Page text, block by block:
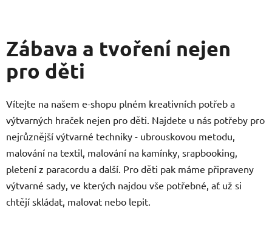
Zábava a tvoření nejen
pro děti
Vítejte na našem e-shopu plném kreativních potřeb a
výtvarných hraček nejen pro děti. Najdete u nás potřeby pro
nejrůznější výtvarné techniky - ubrouskovou metodu,
malování na textil, malování na kamínky, srapbooking,
pletení z paracordu a další. Pro děti pak máme připraveny
výtvarné sady, ve kterých najdou vše potřebné, ať už si
chtějí skládat, malovat nebo lepit.